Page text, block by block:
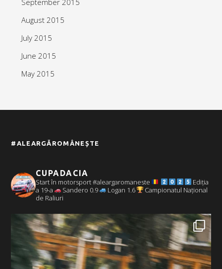
August 2015
July 2015
June 2015
May 2015
#ALEARGĂROMÂNEȘTE
CUPADACIA
Start în motorsport #aleargaromaneste
Ediția
a 19-a
Sandero 0.9 Logan 1.6
Campionatul Național
de Raliuri